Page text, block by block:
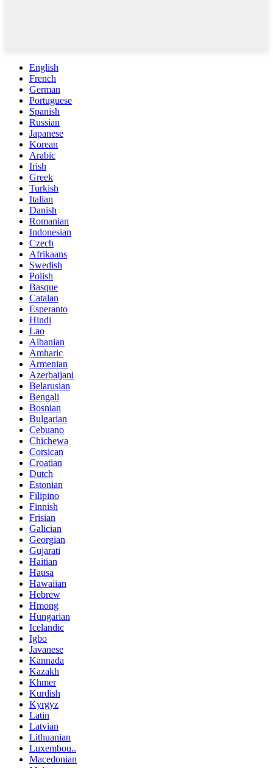
English
French
German
Portuguese
Spanish
Russian
Japanese
Korean
Arabic
Irish
Greek
Turkish
Italian
Danish
Romanian
Indonesian
Czech
Afrikaans
Swedish
Polish
Basque
Catalan
Esperanto
Hindi
Lao
Albanian
Amharic
Armenian
Azerbaijani
Belarusian
Bengali
Bosnian
Bulgarian
Cebuano
Chichewa
Corsican
Croatian
Dutch
Estonian
Filipino
Finnish
Frisian
Galician
Georgian
Gujarati
Haitian
Hausa
Hawaiian
Hebrew
Hmong
Hungarian
Icelandic
Igbo
Javanese
Kannada
Kazakh
Khmer
Kurdish
Kyrgyz
Latin
Latvian
Lithuanian
Luxembou..
Macedonian